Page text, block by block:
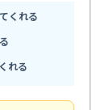
くれる
れる